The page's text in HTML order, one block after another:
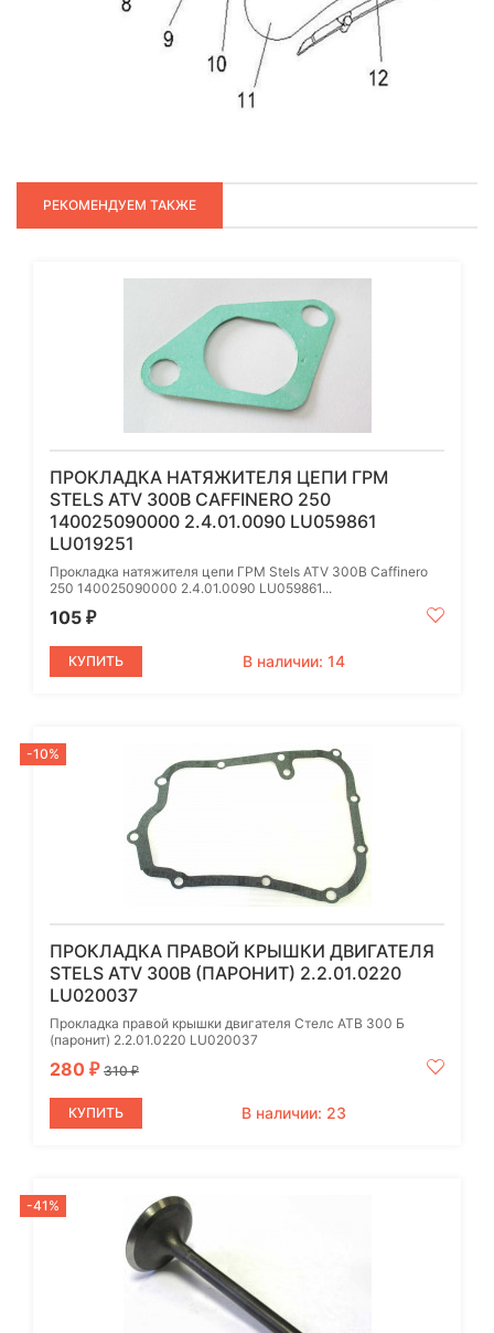
РЕКОМЕНДУЕМ ТАКЖЕ
ПРОКЛАДКА НАТЯЖИТЕЛЯ ЦЕПИ ГРМ
STELS ATV 300B CAFFINERO 250
140025090000 2.4.01.0090 LU059861
LU019251
Прокладка натяжителя цепи ГРМ Stels ATV 300B Caffinero
250 140025090000 2.4.01.0090 LU059861...
105 ₽
КУПИТЬ В наличии: 14
-10%
ПРОКЛАДКА ПРАВОЙ КРЫШКИ ДВИГАТЕЛЯ
STELS ATV 300B (ПАРОНИТ) 2.2.01.0220
LU020037
Прокладка правой крышки двигателя Стелс АТВ 300 Б
(паронит) 2.2.01.0220 LU020037
280 ₽ 310₽
КУПИТЬ В наличии: 23
-41%